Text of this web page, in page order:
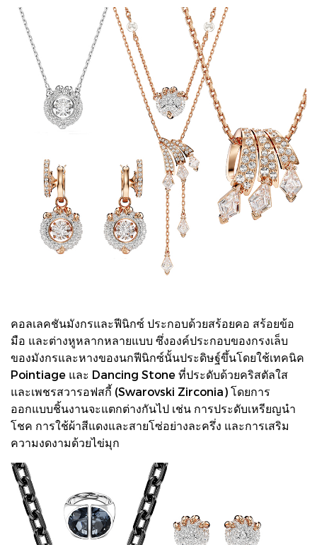
คอลเลคชันมังกรและฟีนิกซ์ ประกอบด้วยสร้อยคอ สร้อยข้อ
มือ และต่างหูหลากหลายแบบ ซึ่งองค์ประกอบของกรงเล็บ
ของมังกรและหางของนกฟีนิกซ์นั้นประดิษฐ์ขึ้นโดยใช้เทคนิค
Pointiage และ Dancing Stone ที่ประดับด้วยคริสตัลใส
และเพชรสวารอฟสกี้ (Swarovski Zirconia) โดยการ
ออกแบบชิ้นงานจะแตกต่างกันไป เช่น การประดับเหรียญนำ
โชค การใช้ผ้าสีแดงและสายโซ่อย่างละครึ่ง และการเสริม
ความงดงามด้วยไข่มุก